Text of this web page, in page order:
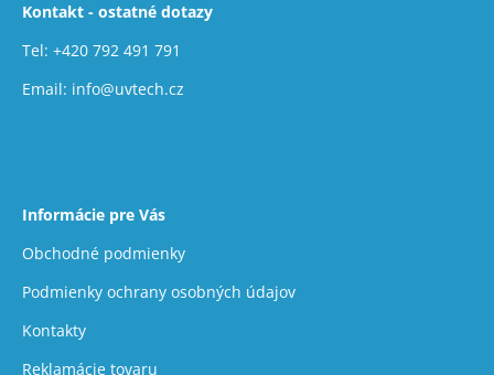
Kontakt - ostatné dotazy
Tel: +420 792 491 791
Email: info@uvtech.cz
Informácie pre Vás
Obchodné podmienky
Podmienky ochrany osobných údajov
Kontakty
Reklamácie tovaru